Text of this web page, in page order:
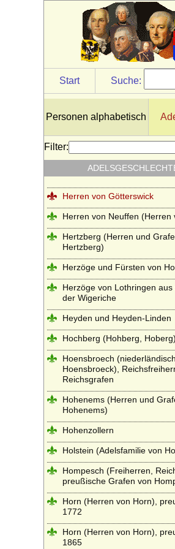
Start Suche:
Personen alphabetisch
Filter:
Herberstein
Reichsgrafen von
Herren, Freiherren und
Schwerin
Herren, Grafen und Fürsten
Herren und Grafen von
Herren und Grafen von
Herren und Grafen von
Herren und Grafen von
Herren von Gemen
Herren von Götterswick
Herren von Neuffen (Herren
Hertzberg (Herren und
Hertzberg)
Herzöge und Fürsten von
Herzöge von Lothringen
der Wigeriche
Heyden und Heyden-Linden
Hochberg (Hohberg, Hoberg)
Hoensbroech
Hoensbroeck),
Reichsgrafen
Hohenems (Herren und
Hohenems)
Hohenzollern
Holstein (Adelsfamilie von
Hompesch (Freiherren,
preußische Grafen von
Horn (Herren von Horn),
1772
Horn (Herren von Horn),
1865